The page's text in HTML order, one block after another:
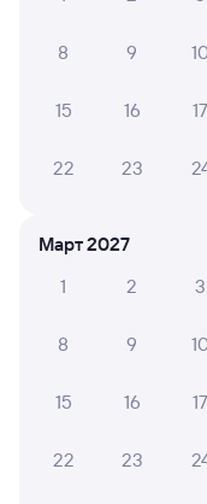
8 9
15 16 17
22 23
Март 2027
1
2 3
8 9
15 16 17
22 23